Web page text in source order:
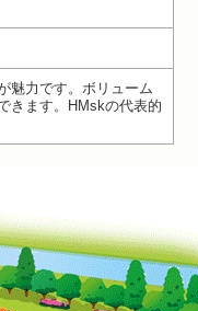
魅力です。ボリューム
きます。HMskの代表的